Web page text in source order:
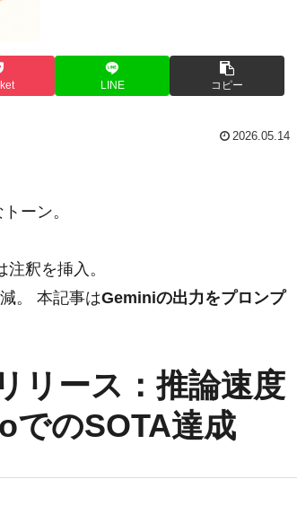
LINE コピー
2026.05.14
ーン。
釈を挿入。
。 本記事はGeminiの出力をプロンプ
リース：推論速度
でのSOTA達成